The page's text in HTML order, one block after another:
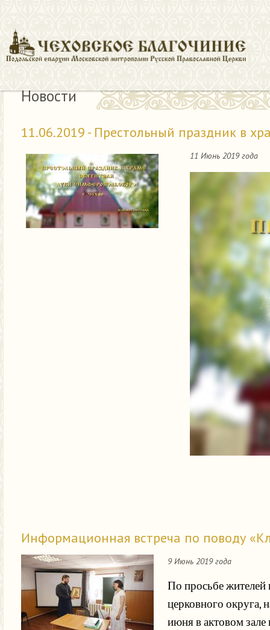
Новости
11.06.2019 - Престольный праздник в
11 Июнь 2019 года
Информационная встреча по поводу
9 Июнь 2019 года
По просьбе жителей
церковного округа,
июня в актовом